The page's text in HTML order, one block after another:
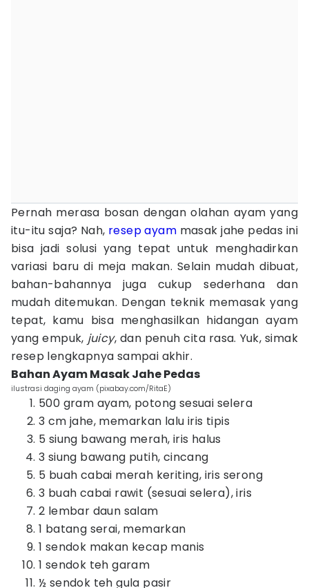
Pernah merasa bosan dengan olahan ayam yang
itu-itu saja? Nah, resep ayam masak jahe pedas ini
bisa jadi solusi yang tepat untuk menghadirkan
variasi baru di meja makan. Selain mudah dibuat,
bahan-bahannya juga cukup sederhana dan
mudah ditemukan. Dengan teknik memasak yang
tepat, kamu bisa menghasilkan hidangan ayam
yang empuk, juicy, dan penuh cita rasa. Yuk, simak
resep lengkapnya sampai akhir.
Bahan Ayam Masak Jahe Pedas
ilustrasi daging ayam (pixabay.com/RitaE)
500 gram ayam, potong sesuai selera
3 cm jahe, memarkan lalu iris tipis
5 siung bawang merah, iris halus
3 siung bawang putih, cincang
5 buah cabai merah keriting, iris serong
3 buah cabai rawit (sesuai selera), iris
2 lembar daun salam
1 batang serai, memarkan
1 sendok makan kecap manis
1 sendok teh garam
½ sendok teh gula pasir